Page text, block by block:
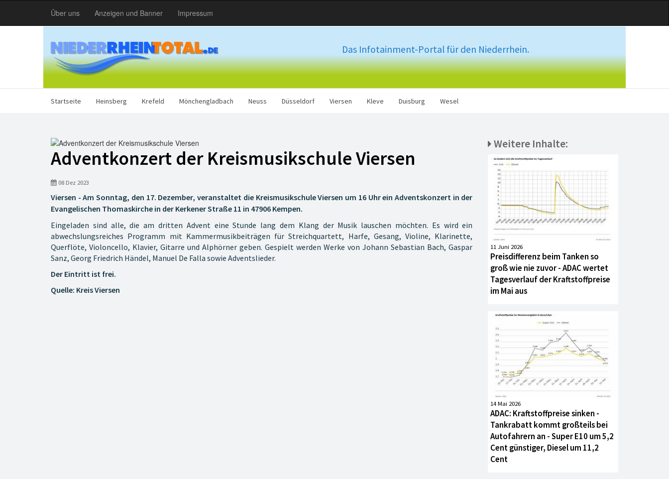
Über uns Anzeigen und Banner Impressum
Das Infotainment-Portal für den Niederrhein.
Startseite Heinsberg Krefeld Mönchengladbach Neuss Düsseldorf Viersen Kleve Duisburg Wesel
Adventkonzert der Kreismusikschule Viersen
08 Dez 2023
Viersen - Am Sonntag, den 17. Dezember, veranstaltet die Kreismusikschule Viersen um 16 Uhr ein Adventskonzert in der
Evangelischen Thomaskirche in der Kerkener Straße 11 in 47906 Kempen.
Eingeladen sind alle, die am dritten Advent eine Stunde lang dem Klang der Musik lauschen möchten. Es wird ein
abwechslungsreiches Programm mit Kammermusikbeiträgen für Streichquartett, Harfe, Gesang, Violine, Klarinette,
Querflöte, Violoncello, Klavier, Gitarre und Alphörner geben. Gespielt werden Werke von Johann Sebastian Bach, Gaspar
Sanz, Georg Friedrich Händel, Manuel De Falla sowie Adventslieder.
Der Eintritt ist frei.
Quelle: Kreis Viersen
Weitere Inhalte:
11 Juni 2026
Preisdifferenz beim Tanken so
groß wie nie zuvor - ADAC wertet
Tagesverlauf der Kraftstoffpreise
im Mai aus
14 Mai 2026
ADAC: Kraftstoffpreise sinken -
Tankrabatt kommt großteils bei
Autofahrern an - Super E10 um 5,2
Cent günstiger, Diesel um 11,2
Cent